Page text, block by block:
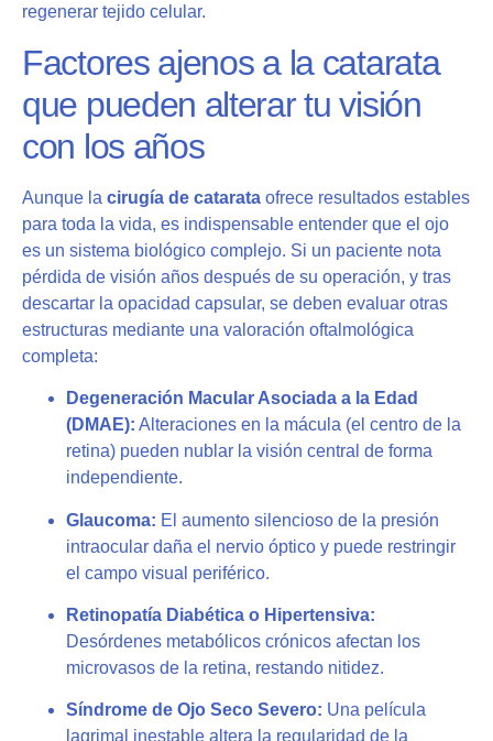
regenerar tejido celular.
Factores ajenos a la catarata
que pueden alterar tu visión
con los años
Aunque la cirugía de catarata ofrece resultados estables
para toda la vida, es indispensable entender que el ojo
es un sistema biológico complejo. Si un paciente nota
pérdida de visión años después de su operación, y tras
descartar la opacidad capsular, se deben evaluar otras
estructuras mediante una valoración oftalmológica
completa:
Degeneración Macular Asociada a la Edad
(DMAE): Alteraciones en la mácula (el centro de la
retina) pueden nublar la visión central de forma
independiente.
Glaucoma: El aumento silencioso de la presión
intraocular daña el nervio óptico y puede restringir
el campo visual periférico.
Retinopatía Diabética o Hipertensiva:
Desórdenes metabólicos crónicos afectan los
microvasos de la retina, restando nitidez.
Síndrome de Ojo Seco Severo: Una película
lagrimal inestable altera la regularidad de la